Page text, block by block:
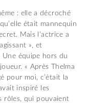
: elle a décroché
était mannequin
Mais l’actrice a
», et
Une équipe hors du
« Après Thelma
pour moi, c’était la
inspiré les
rôles, qui pouvaient